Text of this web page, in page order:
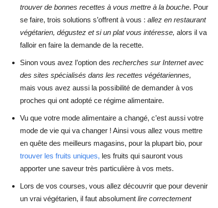
trouver de bonnes recettes à vous mettre à la bouche. Pour
se faire, trois solutions s’offrent à vous : allez en restaurant
végétarien, dégustez et si un plat vous intéresse, alors il va
falloir en faire la demande de la recette.
Sinon vous avez l’option des recherches sur Internet avec
des sites spécialisés dans les recettes végétariennes,
mais vous avez aussi la possibilité de demander à vos
proches qui ont adopté ce régime alimentaire.
Vu que votre mode alimentaire a changé, c’est aussi votre
mode de vie qui va changer ! Ainsi vous allez vous mettre
en quête des meilleurs magasins, pour la plupart bio, pour
trouver les fruits uniques, les fruits qui sauront vous
apporter une saveur très particulière à vos mets.
Lors de vos courses, vous allez découvrir que pour devenir
un vrai végétarien, il faut absolument lire correctement